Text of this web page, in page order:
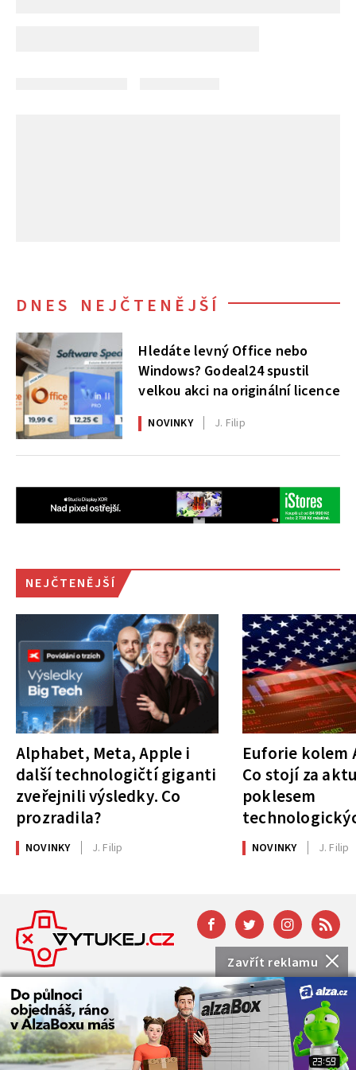
Zavřít reklamu
DNES NEJČTENĚJŠÍ
Hledáte levný Office nebo
Windows? Godeal24 spustil
velkou akci na originální licence
NOVINKY J. Filip
NEJČTENĚJŠÍ
Alphabet, Meta, Apple i
další technologičtí giganti
zveřejnili výsledky. Co
prozradila?
NOVINKY J. Filip
Euforie kolem
Co stojí za
poklesem
NOVINKY J. Filip